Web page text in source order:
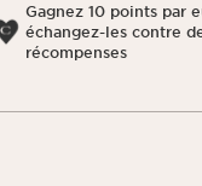
Gagnez 10 points par
échangez-les contre
récompenses